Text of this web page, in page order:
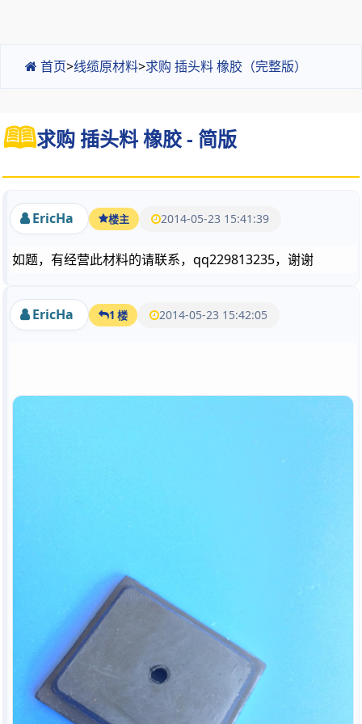
首页>线缆原材料>求购 插头料 橡胶（完整版）
求购 插头料 橡胶 - 简版
EricHa 楼主 2014-05-23 15:41:39
如题，有经营此材料的请联系，qq229813235，谢谢
EricHa 1 楼 2014-05-23 15:42:05